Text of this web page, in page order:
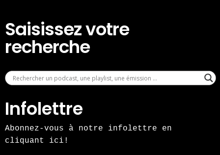
Saisissez votre
recherche
Infolettre
Abonnez-vous à notre infolettre en
cliquant ici!